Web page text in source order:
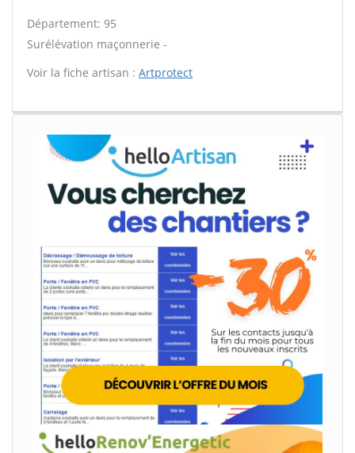
Département: 95
Surélévation maçonnerie -
Voir la fiche artisan : Artprotect